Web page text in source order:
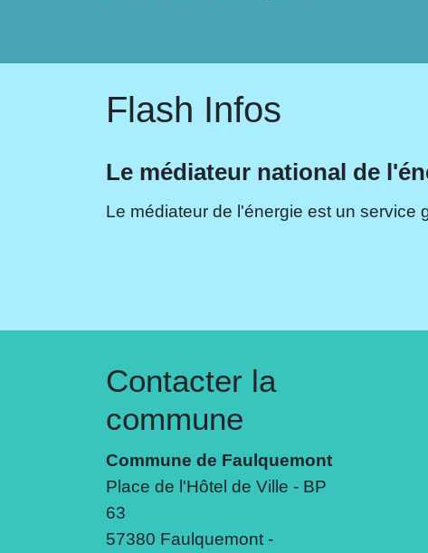
Flash Infos
Le médiateur national de
Le médiateur de l'énergie est un service
Contacter la
commune
Commune de Faulquemont
Place de l'Hôtel de Ville - BP
63
57380 Faulquemont -